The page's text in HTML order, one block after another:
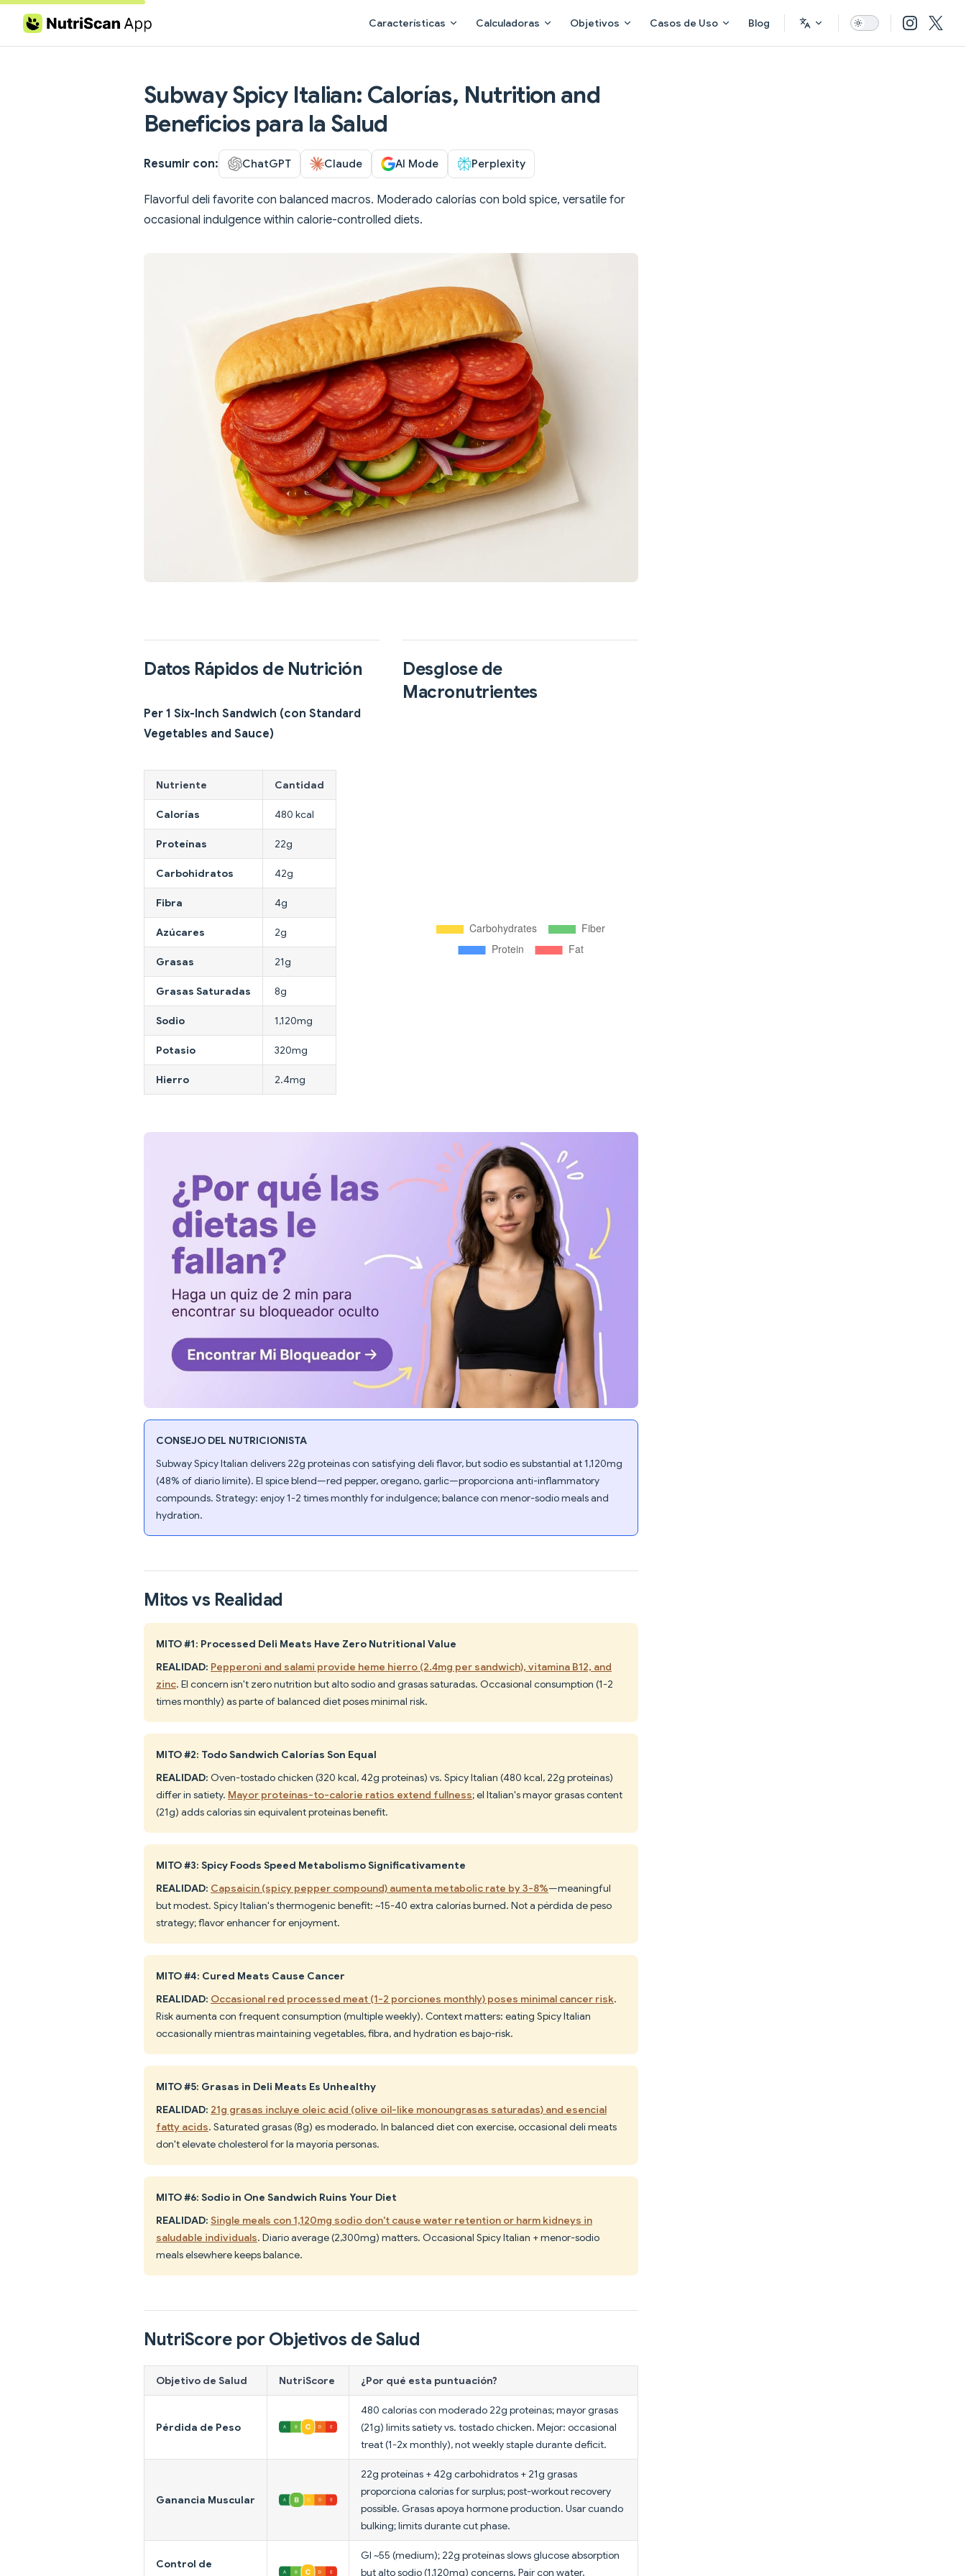
Skip to content Características Calculadoras Objetivos Casos de Uso Blog
Subway Spicy Italian: Calorías, Nutrition and
Beneficios para la Salud
Resumir con: ChatGPT Claude AI Mode Perplexity
Flavorful deli favorite con balanced macros. Moderado calorías con bold spice, versatile for
occasional indulgence within calorie-controlled diets.
Datos Rápidos de Nutrición
Per 1 Six-Inch Sandwich (con Standard
Vegetables and Sauce)
Nutriente Cantidad
Calorías 480 kcal
Proteínas 22g
Carbohidratos 42g
Fibra 4g
Azúcares 2g
Grasas 21g
Grasas Saturadas 8g
Sodio 1,120mg
Potasio 320mg
Hierro 2.4mg
Desglose de
Macronutrientes
CONSEJO DEL NUTRICIONISTA
Subway Spicy Italian delivers 22g proteínas con satisfying deli flavor, but sodio es substantial at 1,120mg
(48% of diario límite). El spice blend—red pepper, oregano, garlic—proporciona anti-inflammatory
compounds. Strategy: enjoy 1-2 times monthly for indulgence; balance con menor-sodio meals and
hydration.
Mitos vs Realidad
MITO #1: Processed Deli Meats Have Zero Nutritional Value
REALIDAD: Pepperoni and salami provide heme hierro (2.4mg per sandwich), vitamina B12, and
zinc. El concern isn't zero nutrition but alto sodio and grasas saturadas. Occasional consumption (1-2
times monthly) as parte of balanced diet poses minimal risk.
MITO #2: Todo Sandwich Calorías Son Equal
REALIDAD: Oven-tostado chicken (320 kcal, 42g proteínas) vs. Spicy Italian (480 kcal, 22g proteínas)
differ in satiety. Mayor proteínas-to-calorie ratios extend fullness; el Italian's mayor grasas content
(21g) adds calorías sin equivalent proteínas benefit.
MITO #3: Spicy Foods Speed Metabolismo Significativamente
REALIDAD: Capsaicin (spicy pepper compound) aumenta metabolic rate by 3-8%—meaningful
but modest. Spicy Italian's thermogenic benefit: ~15-40 extra calorías burned. Not a pérdida de peso
strategy; flavor enhancer for enjoyment.
MITO #4: Cured Meats Cause Cancer
REALIDAD: Occasional red processed meat (1-2 porciones monthly) poses minimal cancer risk.
Risk aumenta con frequent consumption (multiple weekly). Context matters: eating Spicy Italian
occasionally mientras maintaining vegetables, fibra, and hydration es bajo-risk.
MITO #5: Grasas in Deli Meats Es Unhealthy
REALIDAD: 21g grasas incluye oleic acid (olive oil-like monoungrasas saturadas) and esencial
fatty acids. Saturated grasas (8g) es moderado. In balanced diet con exercise, occasional deli meats
don't elevate cholesterol for la mayoría personas.
MITO #6: Sodio in One Sandwich Ruins Your Diet
REALIDAD: Single meals con 1,120mg sodio don't cause water retention or harm kidneys in
saludable individuals. Diario average (2,300mg) matters. Occasional Spicy Italian + menor-sodio
meals elsewhere keeps balance.
NutriScore por Objetivos de Salud
Objetivo de Salud NutriScore ¿Por qué esta puntuación?
Pérdida de Peso
480 calorías con moderado 22g proteínas; mayor grasas
(21g) limits satiety vs. tostado chicken. Mejor: occasional
treat (1-2x monthly), not weekly staple durante deficit.
Ganancia Muscular
22g proteínas + 42g carbohidratos + 21g grasas
proporciona calorías for surplus; post-workout recovery
possible. Grasas apoya hormone production. Usar cuando
bulking; limits durante cut phase.
Control de
GI ~55 (medium); 22g proteínas slows glucose absorption
but alto sodio (1,120mg) concerns. Pair con water,